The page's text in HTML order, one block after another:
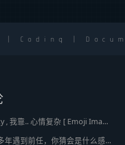
| Coding |
2broear : @J.sky , 我靠.. 心情复杂 [ Emoji Image ]
J.sky : 时隔 20 多年遇到前任，你猜会是什么感觉？前几天和老婆去超市，巧不巧老婆去看其他商品了，就这么两分钟的功夫，我和前任迎面相遇，我看了一眼她，她也看到我了，谁都没说话，我感觉她恐慌的逃走了。我们擦肩而过，按道理这个年龄本不应该两个人单独在超市相遇，除非单身。所以，我猜她离婚了？搞不好她可能以为我也离婚了？哈哈哈